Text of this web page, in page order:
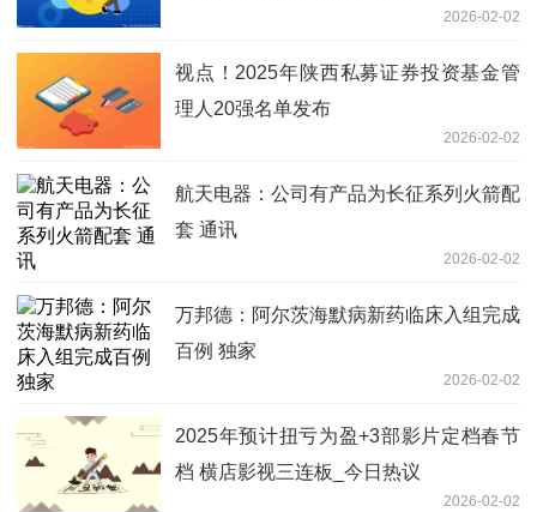
2026-02-02
视点！2025年陕西私募证券投资基金管
理人20强名单发布
2026-02-02
航天电器：公司有产品为长征系列火箭配
套 通讯
2026-02-02
万邦德：阿尔茨海默病新药临床入组完成
百例 独家
2026-02-02
2025年预计扭亏为盈+3部影片定档春节
档 横店影视三连板_今日热议
2026-02-02